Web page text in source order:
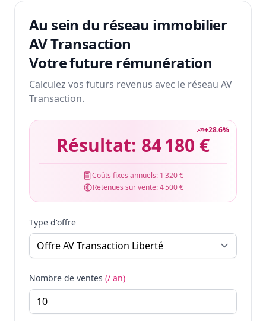
Au sein du réseau immobilier
AV Transaction
Votre future rémunération
Calculez vos futurs revenus avec le réseau AV
Transaction.
+28.6%
Résultat: 84 180 €
Coûts fixes annuels: 1 320 €
Retenues sur vente:4 500 €
Type d'offre
Nombre de ventes (/ an)